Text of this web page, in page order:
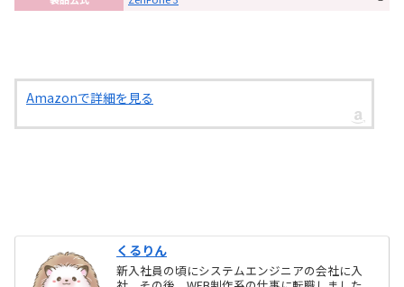
Amazonで詳細を見る
くるりん
新入社員の頃にシステムエンジニアの会社に入